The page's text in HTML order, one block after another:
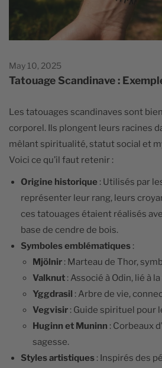
May 10, 2025
Tatouage Scandinave :
Les tatouages scandinaves sont
corporel. Ils plongent leurs racines
mêlant spiritualité, statut social et
Voici ce qu’il faut retenir :
Origine historique : Utilisés par
représenter leur rang, leurs
ces tatouages étaient réalisés
base de cendre de bois.
Symboles emblématiques :
Mjölnir : Marteau de Thor,
Valknut : Associé à Odin, lié à
Yggdrasil : Arbre de vie,
Vegvisir : Guide spirituel pour
Huginn et Muninn : Corbeaux
sagesse.
Styles artistiques : Inspirés des